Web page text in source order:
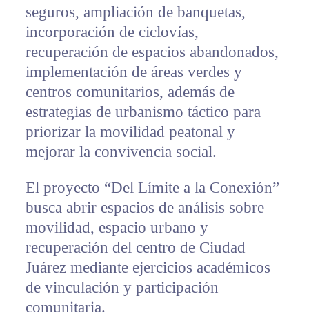
seguros, ampliación de banquetas,
incorporación de ciclovías,
recuperación de espacios abandonados,
implementación de áreas verdes y
centros comunitarios, además de
estrategias de urbanismo táctico para
priorizar la movilidad peatonal y
mejorar la convivencia social.
El proyecto “Del Límite a la Conexión”
busca abrir espacios de análisis sobre
movilidad, espacio urbano y
recuperación del centro de Ciudad
Juárez mediante ejercicios académicos
de vinculación y participación
comunitaria.